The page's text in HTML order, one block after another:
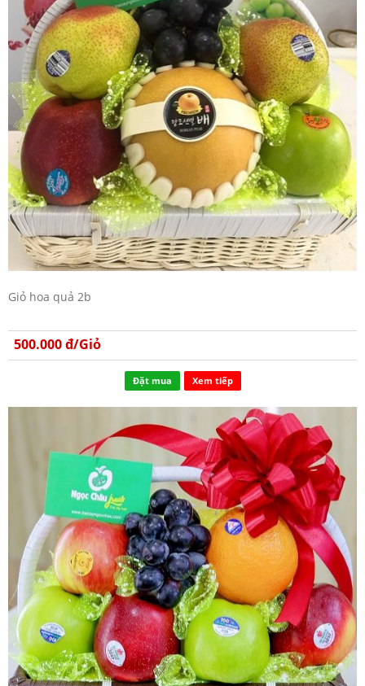
Giỏ hoa quả 2b
500.000 đ/Giỏ
Đặt mua Xem tiếp